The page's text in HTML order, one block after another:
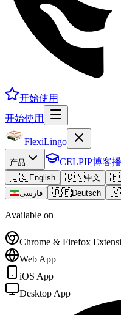
开始使用
开始使用
FlexiLingo
产品 CELPIP博客
🇺🇸English 🇨🇳中文
فارسی
🇩🇪Deutsch
Available on
Chrome & Firefox
Web App
iOS App
Desktop App